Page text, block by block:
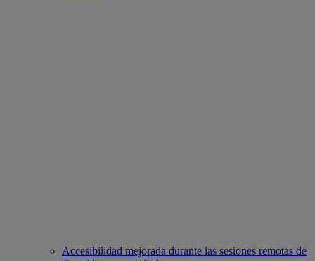
Accesibilidad mejorada durante las sesiones remotas de